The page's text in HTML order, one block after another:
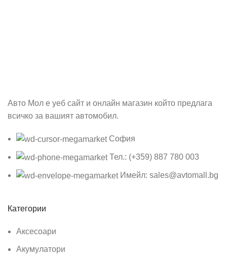
Авто Мол е уеб сайт и онлайн магазин който предлага
всичко за вашият автомобил.
София
Тел.: (+359) 887 780 003
Имейл: sales@avtomall.bg
Категории
Аксесоари
Акумулатори